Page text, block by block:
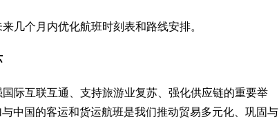
几个月内优化航班时刻表和路线安排。
际互联互通、支持旅游业复苏、强化供应链的重要举
中国的客运和货运航班是我们推动贸易多元化、巩固与